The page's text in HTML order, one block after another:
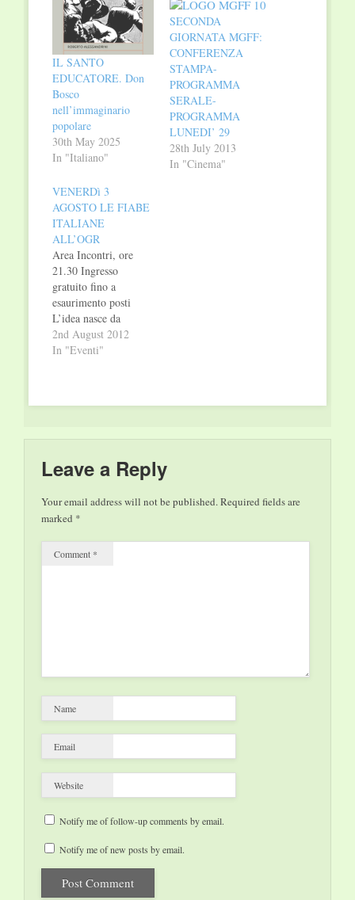
IL SANTO
EDUCATORE. Don
Bosco
nell’immaginario
popolare
30th May 2025
In "Italiano"
SECONDA
GIORNATA MGFF:
CONFERENZA
STAMPA-
PROGRAMMA
SERALE-
PROGRAMMA
LUNEDI’ 29
28th July 2013
In "Cinema"
VENERDì 3
AGOSTO LE FIABE
ITALIANE
ALL’OGR
Area Incontri, ore
21.30 Ingresso
gratuito fino a
esaurimento posti
L’idea nasce da
un’esperienza
maturata con il Teatro
americano John
Turturro. A ispirare
italiane raccolte dalla
tradizione…
2nd August 2012
In "Eventi"
Leave a Reply
Your email address will not be published.Required fields are
marked *
Comment *
Name
Email
Website
Notify me of follow-up comments by email.
Notify me of new posts by email.